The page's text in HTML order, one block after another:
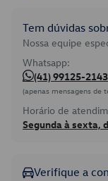
Tem dúvidas
Nossa equipe
Whatsapp:
(41) 99125-2143
(apenas mensagens de
Horário de
Segunda à sexta,
Verifique a